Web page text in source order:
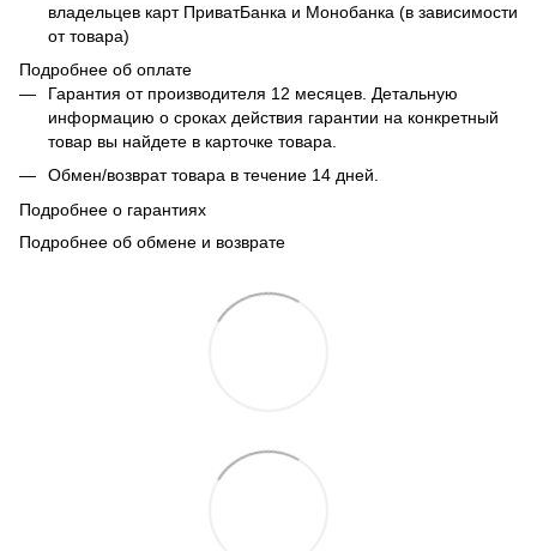
владельцев карт ПриватБанка и Монобанка (в зависимости
от товара)
Подробнее об оплате
Гарантия от производителя 12 месяцев. Детальную
информацию о сроках действия гарантии на конкретный
товар вы найдете в карточке товара.
Обмен/возврат товара в течение 14 дней.
Подробнее о гарантиях
Подробнее об обмене и возврате